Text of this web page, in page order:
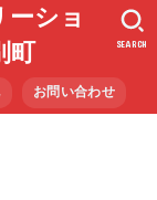
ショ
町
お問い合わせ
SEARCH